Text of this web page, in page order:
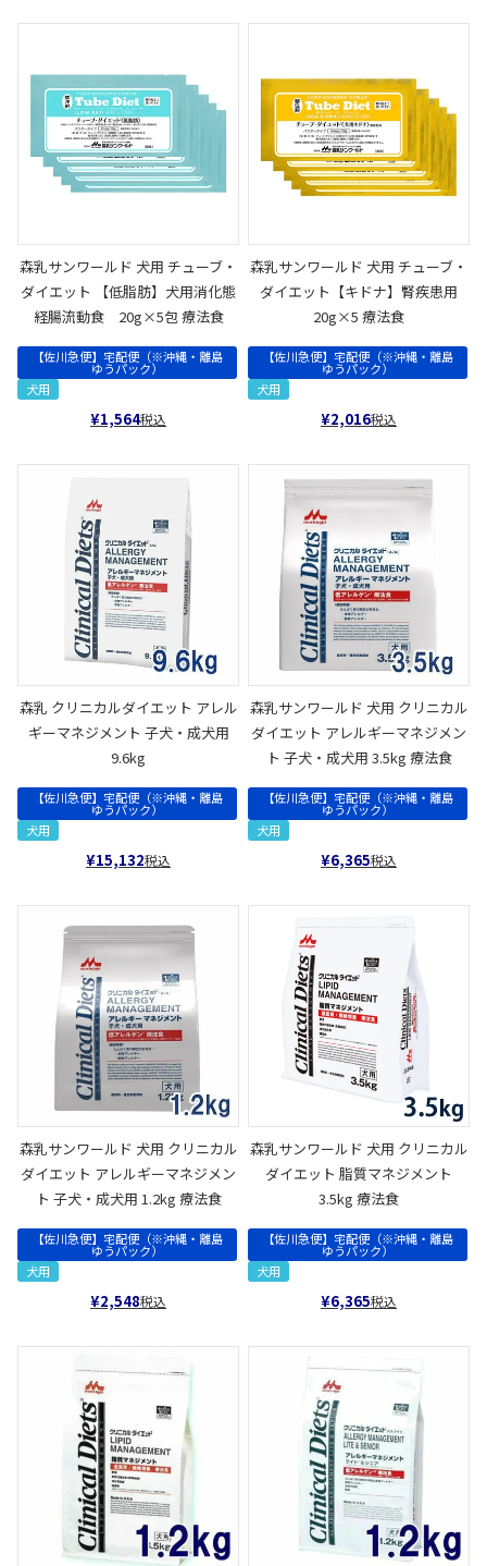
森乳サンワールド 犬用 チューブ・
ダイエット 【低脂肪】犬用消化態
経腸流動食 20g×5包 療法食
【佐川急便】宅配便（※沖縄・離島
ゆうパック）
犬用
¥1,564税込
森乳サンワールド 犬用 チューブ・
ダイエット【キドナ】腎疾患用
20g×5 療法食
【佐川急便】宅配便（※沖縄・離島
ゆうパック）
犬用
¥2,016税込
森乳 クリニカルダイエット アレル
ギーマネジメント 子犬・成犬用
9.6kg
【佐川急便】宅配便（※沖縄・離島
ゆうパック）
犬用
¥15,132税込
森乳サンワールド 犬用 クリニカル
ダイエット アレルギーマネジメン
ト 子犬・成犬用 3.5kg 療法食
【佐川急便】宅配便（※沖縄・離島
ゆうパック）
犬用
¥6,365税込
森乳サンワールド 犬用 クリニカル
ダイエット アレルギーマネジメン
ト 子犬・成犬用 1.2kg 療法食
【佐川急便】宅配便（※沖縄・離島
ゆうパック）
犬用
¥2,548税込
森乳サンワールド 犬用 クリニカル
ダイエット 脂質マネジメント
3.5kg 療法食
【佐川急便】宅配便（※沖縄・離島
ゆうパック）
犬用
¥6,365税込